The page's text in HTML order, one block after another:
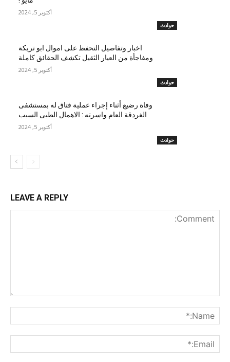
حوادث
أكتوبر 5, 2024
حوادث
اخبار وتفاصيل التحفظ على اموال ابو تريكة
ومفاجأة من العيار الثقيل تكشف الحقائق كاملة
أكتوبر 5, 2024
حوادث
وفاة رضيع أثناء إجراء عملية فتاق له بمستشفى
الغردقة العام واسرته : الاهمال الطبى السبب
أكتوبر 5, 2024
LEAVE A REPLY